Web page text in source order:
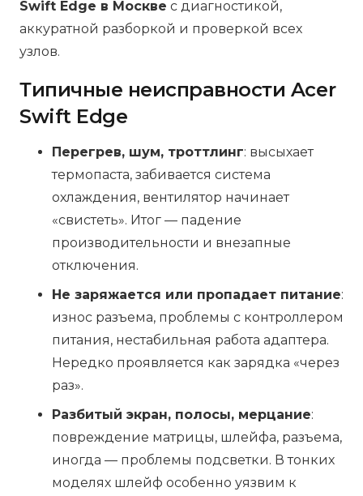
Swift Edge в Москве с диагностикой,
аккуратной разборкой и проверкой всех
узлов.
Типичные неисправности Acer
Swift Edge
Перегрев, шум, троттлинг: высыхает
термопаста, забивается система
охлаждения, вентилятор начинает
«свистеть». Итог — падение
производительности и внезапные
отключения.
Не заряжается или пропадает питание:
износ разъема, проблемы с контроллером
питания, нестабильная работа адаптера.
Нередко проявляется как зарядка «через
раз».
Разбитый экран, полосы, мерцание:
повреждение матрицы, шлейфа, разъема,
иногда — проблемы подсветки. В тонких
моделях шлейф особенно уязвим к